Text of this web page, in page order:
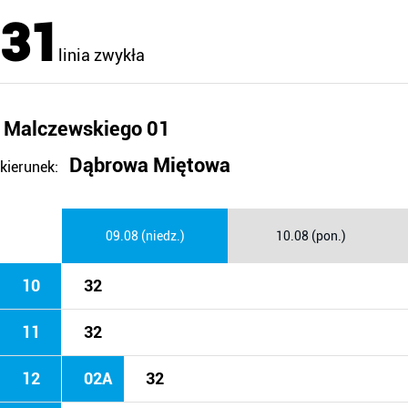
31 linia zwykła
Malczewskiego 01
kierunek: Dąbrowa Miętowa
09.08 (niedz.) 10.08 (pon.)
10 32
11 32
12 02A 32